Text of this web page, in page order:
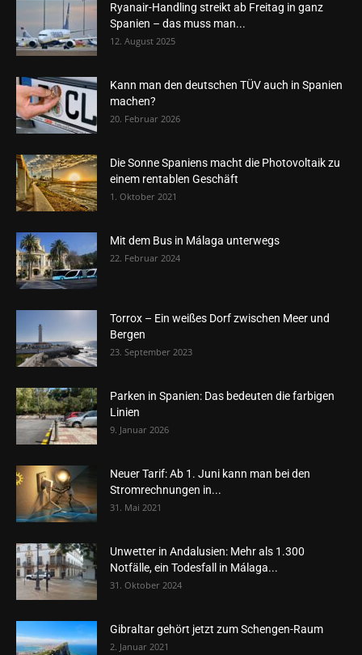
Ryanair-Handling streikt ab Freitag in ganz
Spanien – das muss man...
12. August 2025
Kann man den deutschen TÜV auch in Spanien
machen?
20. Februar 2026
Die Sonne Spaniens macht die Photovoltaik zu
einem rentablen Geschäft
1. Oktober 2021
Mit dem Bus in Málaga unterwegs
22. Februar 2024
Torrox – Ein weißes Dorf zwischen Meer und
Bergen
23. September 2023
Parken in Spanien: Das bedeuten die farbigen
Linien
9. Januar 2026
Neuer Tarif: Ab 1. Juni kann man bei den
Stromrechnungen in...
31. Mai 2021
Unwetter in Andalusien: Mehr als 1.300
Notfälle, ein Todesfall in Málaga...
31. Oktober 2024
Gibraltar gehört jetzt zum Schengen-Raum
2. Januar 2021